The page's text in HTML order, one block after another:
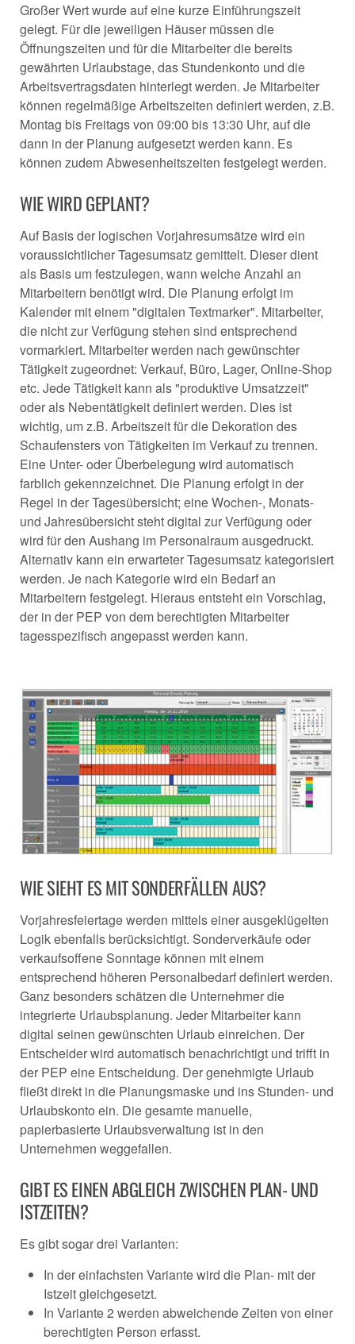
Großer Wert wurde auf eine kurze Einführungszeit
gelegt. Für die jeweiligen Häuser müssen die
Öffnungszeiten und für die Mitarbeiter die bereits
gewährten Urlaubstage, das Stundenkonto und die
Arbeitsvertragsdaten hinterlegt werden. Je Mitarbeiter
können regelmäßige Arbeitszeiten definiert werden, z.B.
Montag bis Freitags von 09:00 bis 13:30 Uhr, auf die
dann in der Planung aufgesetzt werden kann. Es
können zudem Abwesenheitszeiten festgelegt werden.
WIE WIRD GEPLANT?
Auf Basis der logischen Vorjahresumsätze wird ein
voraussichtlicher Tagesumsatz gemittelt. Dieser dient
als Basis um festzulegen, wann welche Anzahl an
Mitarbeitern benötigt wird. Die Planung erfolgt im
Kalender mit einem "digitalen Textmarker". Mitarbeiter,
die nicht zur Verfügung stehen sind entsprechend
vormarkiert. Mitarbeiter werden nach gewünschter
Tätigkeit zugeordnet: Verkauf, Büro, Lager, Online-Shop
etc. Jede Tätigkeit kann als "produktive Umsatzzeit"
oder als Nebentätigkeit definiert werden. Dies ist
wichtig, um z.B. Arbeitszeit für die Dekoration des
Schaufensters von Tätigkeiten im Verkauf zu trennen.
Eine Unter- oder Überbelegung wird automatisch
farblich gekennzeichnet. Die Planung erfolgt in der
Regel in der Tagesübersicht; eine Wochen-, Monats-
und Jahresübersicht steht digital zur Verfügung oder
wird für den Aushang im Personalraum ausgedruckt.
Alternativ kann ein erwarteter Tagesumsatz kategorisiert
werden. Je nach Kategorie wird ein Bedarf an
Mitarbeitern festgelegt. Hieraus entsteht ein Vorschlag,
der in der PEP von dem berechtigten Mitarbeiter
tagesspezifisch angepasst werden kann.
WIE SIEHT ES MIT SONDERFÄLLEN AUS?
Vorjahresfeiertage werden mittels einer ausgeklügelten
Logik ebenfalls berücksichtigt. Sonderverkäufe oder
verkaufsoffene Sonntage können mit einem
entsprechend höheren Personalbedarf definiert werden.
Ganz besonders schätzen die Unternehmer die
integrierte Urlaubsplanung. Jeder Mitarbeiter kann
digital seinen gewünschten Urlaub einreichen. Der
Entscheider wird automatisch benachrichtigt und trifft in
der PEP eine Entscheidung. Der genehmigte Urlaub
fließt direkt in die Planungsmaske und ins Stunden- und
Urlaubskonto ein. Die gesamte manuelle,
papierbasierte Urlaubsverwaltung ist in den
Unternehmen weggefallen.
GIBT ES EINEN ABGLEICH ZWISCHEN PLAN- UND
ISTZEITEN?
Es gibt sogar drei Varianten:
In der einfachsten Variante wird die Plan- mit der
Istzeit gleichgesetzt.
In Variante 2 werden abweichende Zeiten von einer
berechtigten Person erfasst.